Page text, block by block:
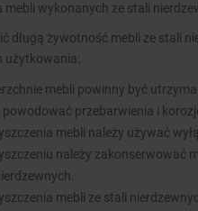
mebli wykonanych ze stali
długą żywotność mebli ze stali
użytkowania:
mebli powinny być
powodować przebarwienia i
mebli należy używać
należy zakonserwować
mebli ze stali